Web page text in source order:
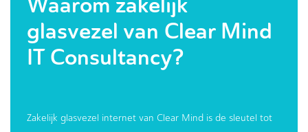
glasvezel van Clear Mind
IT Consultancy?
Zakelijk glasvezel internet van Clear Mind is de sleutel tot